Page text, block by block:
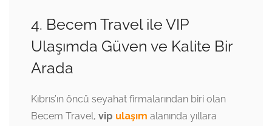
4. Becem Travel ile VIP
Ulaşımda Güven ve Kalite Bir
Arada
Kıbrıs’ın öncü seyahat firmalarından biri olan
Becem Travel, vip ulaşım alanında yıllara